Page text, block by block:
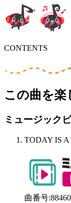
CONTENTS
この曲を楽
ミュージック
TODAY IS
曲番号: